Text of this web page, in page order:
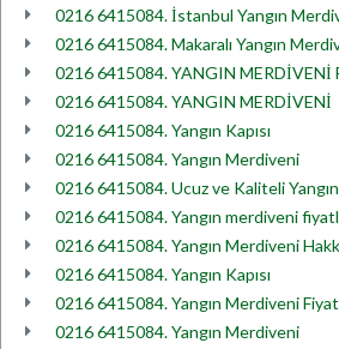
0216 6415084. İstanbul Yangın
0216 6415084. Makaralı Yangın
0216 6415084. YANGIN MERDİVENİ
0216 6415084. YANGIN MERDİVENİ
0216 6415084. Yangın Kapısı
0216 6415084. Yangın Merdiveni
0216 6415084. Ucuz ve Kaliteli
0216 6415084. Yangın merdiveni
0216 6415084. Yangın Merdiveni
0216 6415084. Yangın Kapısı
0216 6415084. Yangın Merdiveni
0216 6415084. Yangın Merdiveni